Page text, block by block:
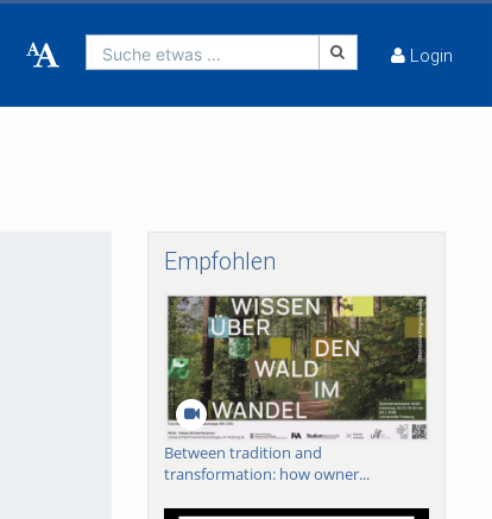
Suche etwas ... Login
Empfohlen
Between tradition and
transformation: how owner...